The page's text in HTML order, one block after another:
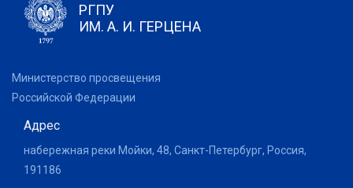
РГПУ
ИМ. А. И. ГЕРЦЕНА
Министерство просвещения
Российской Федерации
Адрес
набережная реки Мойки, 48, Санкт-Петербург, Россия,
191186